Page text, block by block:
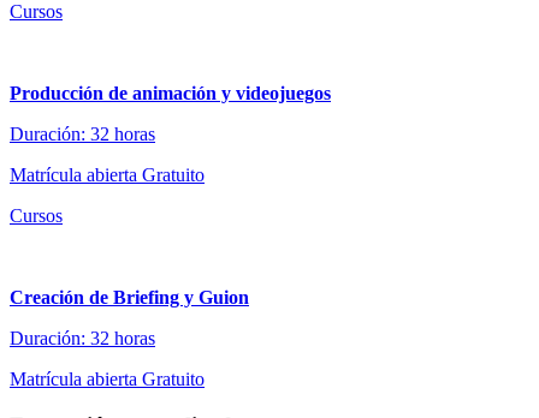
Cursos
Producción de animación y videojuegos
Duración: 32 horas
Matrícula abierta Gratuito
Cursos
Creación de Briefing y Guion
Duración: 32 horas
Matrícula abierta Gratuito